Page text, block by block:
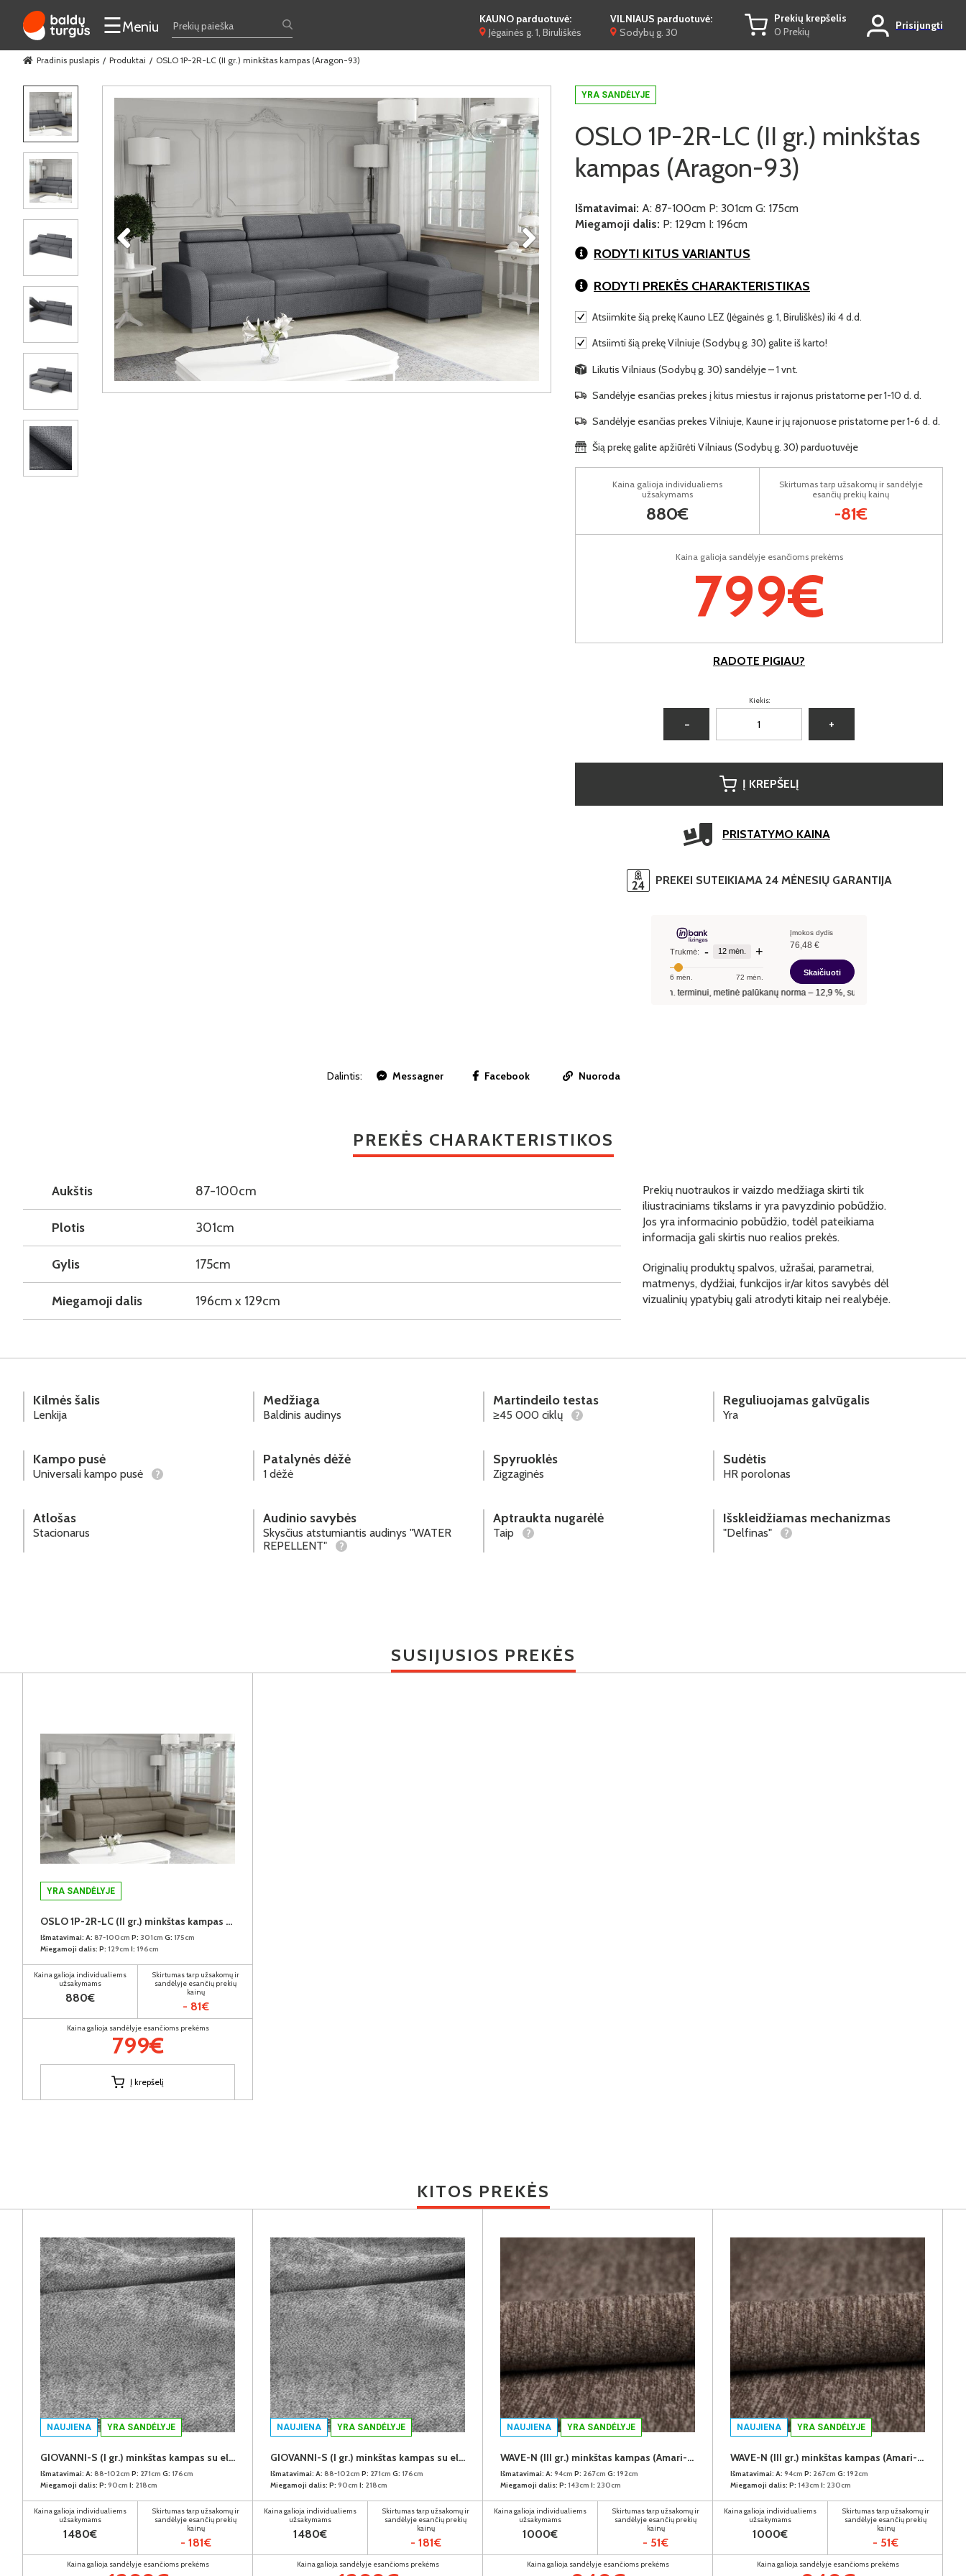
☰Meniu
KAUNO parduotuvė:
Jėgainės g. 1, Biruliškės
VILNIAUS parduotuvė:
Sodybų g. 30
Prekių krepšelis
0 Prekių
Prisijungti
Pradinis puslapis Produktai OSLO 1P-2R-LC (II gr.) minkštas kampas (Aragon-93)
YRA SANDĖLYJE
OSLO 1P-2R-LC (II gr.) minkštas
kampas (Aragon-93)
Išmatavimai: A: 87-100cm P: 301cm G: 175cm
Miegamoji dalis: P: 129cm I: 196cm
RODYTI KITUS VARIANTUS
RODYTI PREKĖS CHARAKTERISTIKAS
Atsiimkite šią prekę Kauno LEZ (Jėgainės g. 1, Biruliškės) iki 4 d.d.
Atsiimti šią prekę Vilniuje (Sodybų g. 30) galite iš karto!
Likutis Vilniaus (Sodybų g. 30) sandėlyje – 1 vnt.
Sandėlyje esančias prekes į kitus miestus ir rajonus pristatome per 1-10 d. d.
Sandėlyje esančias prekes Vilniuje, Kaune ir jų rajonuose pristatome per 1-6 d. d.
Šią prekę galite apžiūrėti Vilniaus (Sodybų g. 30) parduotuvėje
Kaina galioja sandėlyje esančioms prekėms
799€
Kaina galioja individualiems
užsakymams
880€
Skirtumas tarp užsakomų ir sandėlyje
esančių prekių kainų
-81€
RADOTE PIGIAU?
Kiekis:
− +
Į KREPŠELĮ
PRISTATYMO KAINA
PREKEI SUTEIKIAMA 24 MĖNESIŲ GARANTIJA
Dalintis: Messagner Facebook Nuoroda
PREKĖS CHARAKTERISTIKOS
Aukštis 87-100cm
Plotis 301cm
Gylis 175cm
Miegamoji dalis 196cm x 129cm
Prekių nuotraukos ir vaizdo medžiaga skirti tik
iliustraciniams tikslams ir yra pavyzdinio pobūdžio.
Jos yra informacinio pobūdžio, todėl pateikiama
informacija gali skirtis nuo realios prekės.
Originalių produktų spalvos, užrašai, parametrai,
matmenys, dydžiai, funkcijos ir/ar kitos savybės dėl
vizualinių ypatybių gali atrodyti kitaip nei realybėje.
Kilmės šalis
Lenkija
Medžiaga
Baldinis audinys
Martindeilo testas
≥45 000 ciklų ?
Reguliuojamas galvūgalis
Yra
Kampo pusė
Universali kampo pusė ?
Patalynės dėžė
1 dėžė
Spyruoklės
Zigzaginės
Sudėtis
HR porolonas
Atlošas
Stacionarus
Audinio savybės
Skysčius atstumiantis audinys "WATER
REPELLENT"
?
Aptraukta nugarėlė
Taip ?
Išskleidžiamas mechanizmas
"Delfinas" ?
SUSIJUSIOS PREKĖS
YRA SANDĖLYJE
OSLO 1P-2R-LC (II gr.) minkštas kampas (Aragon-20)
Išmatavimai: A: 87-100cm P: 301cm G: 175cm
Miegamoji dalis: P: 129cm I: 196cm
Kaina galioja individualiems
užsakymams
880€
Skirtumas tarp užsakomų ir
sandėlyje esančių prekių
kainų
- 81€
Kaina galioja sandėlyje esančioms prekėms
799€
Į krepšelį
KITOS PREKĖS
NAUJIENA YRA SANDĖLYJE
GIOVANNI-S (I gr.) minkštas kampas su elektrine funkcija (Aphrodite-21) K
Išmatavimai: A: 88-102cm P: 271cm G: 176cm
Miegamoji dalis: P: 90cm I: 218cm
Kaina galioja individualiems
užsakymams
1480€
Skirtumas tarp užsakomų ir
sandėlyje esančių prekių
kainų
- 181€
Kaina galioja sandėlyje esančioms prekėms
NAUJIENA YRA SANDĖLYJE
GIOVANNI-S (I gr.) minkštas kampas su elektrine funkcija (Aphrodite-21) D
Išmatavimai: A: 88-102cm P: 271cm G: 176cm
Miegamoji dalis: P: 90cm I: 218cm
Kaina galioja individualiems
užsakymams
1480€
Skirtumas tarp užsakomų ir
sandėlyje esančių prekių
kainų
- 181€
Kaina galioja sandėlyje esančioms prekėms
NAUJIENA YRA SANDĖLYJE
WAVE-N (III gr.) minkštas kampas (Amari-966) K
Išmatavimai: A: 94cm P: 267cm G: 192cm
Miegamoji dalis: P: 143cm I: 230cm
Kaina galioja individualiems
užsakymams
1000€
Skirtumas tarp užsakomų ir
sandėlyje esančių prekių
kainų
- 51€
Kaina galioja sandėlyje esančioms prekėms
NAUJIENA YRA SANDĖLYJE
WAVE-N (III gr.) minkštas kampas (Amari-966) D
Išmatavimai: A: 94cm P: 267cm G: 192cm
Miegamoji dalis: P: 143cm I: 230cm
Kaina galioja individualiems
užsakymams
1000€
Skirtumas tarp užsakomų ir
sandėlyje esančių prekių
kainų
- 51€
Kaina galioja sandėlyje esančioms prekėms